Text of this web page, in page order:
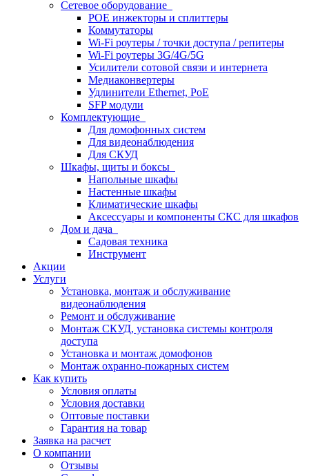
Сетевое оборудование
POE инжекторы и сплиттеры
Коммутаторы
Wi-Fi роутеры / точки доступа / репитеры
Wi-Fi роутеры 3G/4G/5G
Усилители сотовой связи и интернета
Медиаконвертеры
Удлинители Ethernet, PoE
SFP модули
Комплектующие
Для домофонных систем
Для видеонаблюдения
Для СКУД
Шкафы, щиты и боксы
Напольные шкафы
Настенные шкафы
Климатические шкафы
Аксессуары и компоненты СКС для шкафов
Дом и дача
Садовая техника
Инструмент
Акции
Услуги
Установка, монтаж и обслуживание
видеонаблюдения
Ремонт и обслуживание
Монтаж СКУД, установка системы контроля
доступа
Установка и монтаж домофонов
Монтаж охранно-пожарных систем
Как купить
Условия оплаты
Условия доставки
Оптовые поставки
Гарантия на товар
Заявка на расчет
О компании
Отзывы